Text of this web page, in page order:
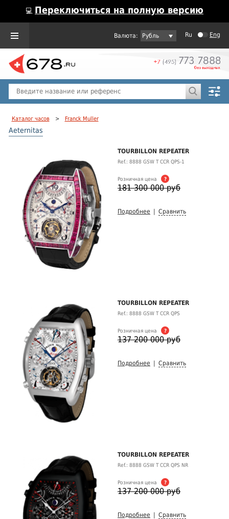
💻 Переключиться на полную версию
Рубль Ru Eng
Каталог часов > Franck Muller
Aeternitas
TOURBILLON REPEATER
Ref.: 8888 GSW T CCR QPS-1
Розничная цена ?
181 300 000 руб
Подробнее Сравнить
TOURBILLON REPEATER
Ref.: 8888 GSW T CCR QPS
Розничная цена ?
137 200 000 руб
Подробнее Сравнить
TOURBILLON REPEATER
Ref.: 8888 GSW T CCR QPS NR
Розничная цена ?
137 200 000 руб
Подробнее Сравнить